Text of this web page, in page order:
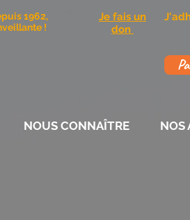
1962,
!
Je fais un
don
NOUS CONNAÎTRE NOS